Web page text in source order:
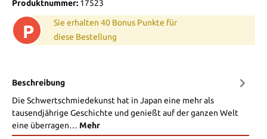
Produktnummer: 17523
P
Sie erhalten 40 Bonus Punkte für
diese Bestellung
Beschreibung
Die Schwertschmiedekunst hat in Japan eine mehr als
tausendjährige Geschichte und genießt auf der ganzen Welt
eine überragen… Mehr